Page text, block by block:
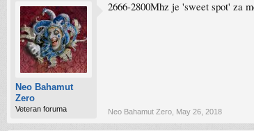
Neo Bahamut
Zero
Veteran foruma
2666-2800Mhz je 'sweet spot' za
Neo Bahamut Zero May 26, 2018